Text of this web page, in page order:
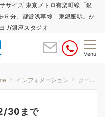
サイズ 東京メトロ有楽町線「銀
５分、都営浅草線「東銀座駅」か
ガ銀座スタジオ
Menu
インフォメーション クーポン
30まで